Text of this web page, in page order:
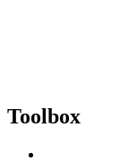
Toolbox